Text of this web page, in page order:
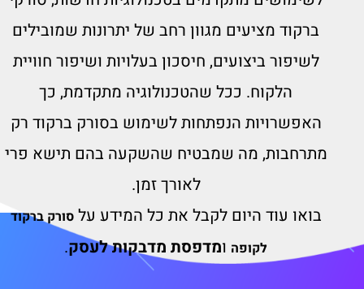
ברקוד מציעים מגוון רחב של יתרונות שמובילים
לשיפור ביצועים, חיסכון בעלויות ושיפור חוויית
הלקוח. ככל שהטכנולוגיה מתקדמת, כך
האפשרויות הנפתחות לשימוש בסורק ברקוד רק
מתרחבות, מה שמבטיח שהשקעה בהם תישא פרי
לאורך זמן.
בואו עוד היום לקבל את כל המידע על סורק ברקוד
לקופהו מדפסת מדבקות לעסק.